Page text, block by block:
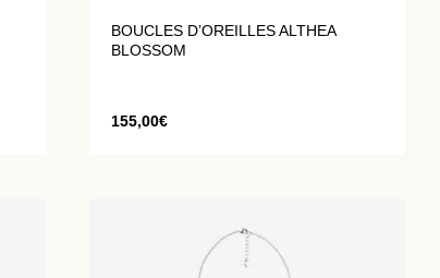
BOUCLES D’OREILLES ALTHEA
BLOSSOM
155,00€